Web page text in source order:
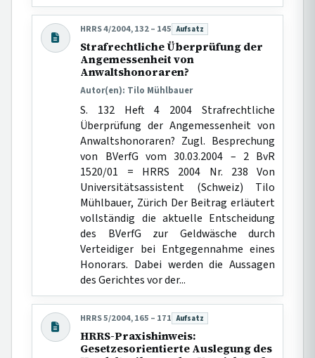
HRRS 4/2004, 132 – 145 Beitragsart:
Aufsatz
Strafrechtliche Überprüfung der
Angemessenheit von
Anwaltshonoraren?
Autor(en): Tilo Mühlbauer
S. 132 Heft 4 2004 Strafrechtliche
Überprüfung der Angemessenheit von
Anwaltshonoraren? Zugl. Besprechung
von BVerfG vom 30.03.2004 – 2 BvR
1520/01 = HRRS 2004 Nr. 238 Von
Universitätsassistent (Schweiz) Tilo
Mühlbauer, Zürich Der Beitrag erläutert
vollständig die aktuelle Entscheidung
des BVerfG zur Geldwäsche durch
Verteidiger bei Entgegennahme eines
Honorars. Dabei werden die Aussagen
des Gerichtes vor der...
HRRS 5/2004, 165 – 171 Beitragsart:
Aufsatz
HRRS-Praxishinweis:
Gesetzesorientierte Auslegung des